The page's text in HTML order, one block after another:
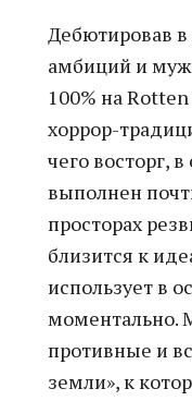
Дебютировав
амбиций и
100% на
хоррор-
чего восторг,
выполнен
просторах
близится к
использует в
моментально.
противные и
земли», к